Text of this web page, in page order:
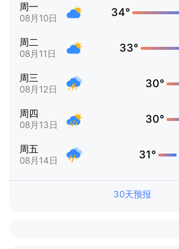
周一
08月10日 34°
周二
08月11日 33°
周三
08月12日 30°
周四
08月13日 30°
周五
08月14日 31°
30天预报